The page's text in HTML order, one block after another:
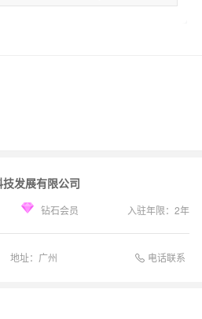
发展有限公司
钻石会员 入驻年限： 2年
地址： 广州 电话联系